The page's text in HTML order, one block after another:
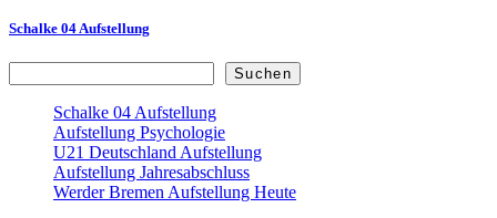
Schalke 04 Aufstellung
Suchen
Schalke 04 Aufstellung
Aufstellung Psychologie
U21 Deutschland Aufstellung
Aufstellung Jahresabschluss
Werder Bremen Aufstellung Heute